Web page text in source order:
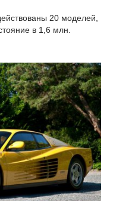
20 моделей,
в 1,6 млн.